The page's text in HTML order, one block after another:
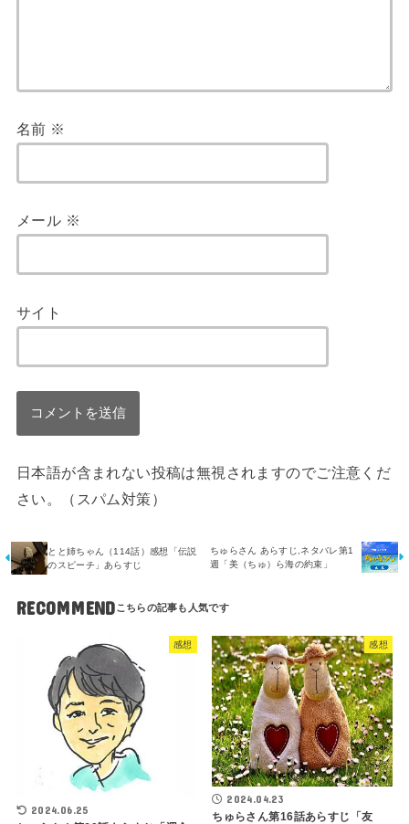
名前 ※
メール ※
サイト
日本語が含まれない投稿は無視されますのでご注意くだ
さい。（スパム対策）
とと姉ちゃん（114話）感想「伝説
のスピーチ」あらすじ
ちゅらさん あらすじ,ネタバレ第1
週「美（ちゅ）ら海の約束」
RECOMMEND
感想
2024.06.25
感想
2024.04.23
ちゅらさん第16話あらすじ「友